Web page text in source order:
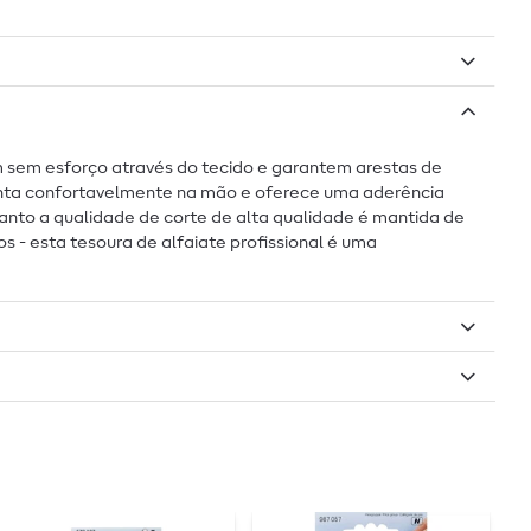
sem esforço através do tecido e garantem arestas de
confortavelmente na mão e oferece uma aderência
a qualidade de corte de alta qualidade é mantida de
- esta tesoura de alfaiate profissional é uma